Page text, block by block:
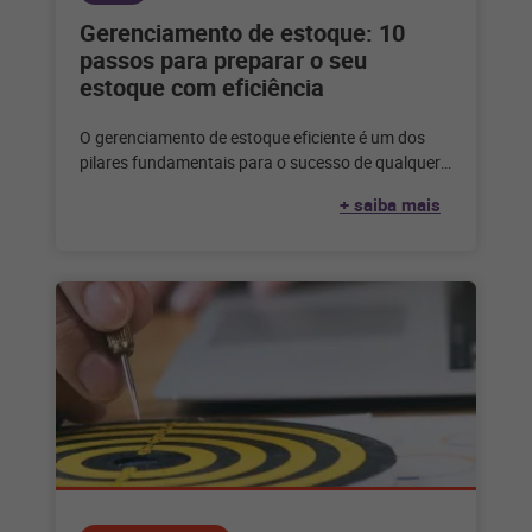
Gerenciamento de estoque: 10
passos para preparar o seu
estoque com eficiência
O gerenciamento de estoque eficiente é um dos
pilares fundamentais para o sucesso de qualquer
+ saiba mais